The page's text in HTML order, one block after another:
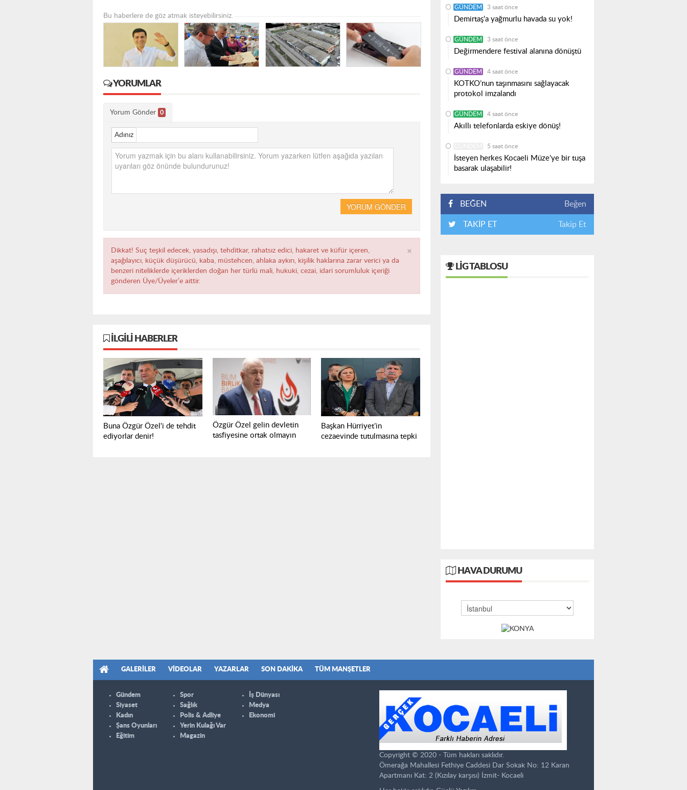
Bu haberlere de göz atmak isteyebilirsiniz.
YORUMLAR
Yorum Gönder 0
Adınız
YORUM GÖNDER
×
Dikkat! Suç teşkil edecek, yasadışı, tehditkar, rahatsız edici, hakaret ve küfür içeren,
aşağılayıcı, küçük düşürücü, kaba, müstehcen, ahlaka aykırı, kişilik haklarına zarar verici ya da
benzeri niteliklerde içeriklerden doğan her türlü mali, hukuki, cezai, idari sorumluluk içeriği
gönderen Üye/Üyeler’e aittir.
İLGILI HABERLER
Buna Özgür Özel'i de tehdit
ediyorlar denir!
Özgür Özel gelin devletin
tasfiyesine ortak olmayın
Başkan Hürriyet’in
cezaevinde tutulmasına tepki
GÜNDEM 3 saat önce
Demirtaş'a yağmurlu havada su yok!
GÜNDEM 3 saat önce
Değirmendere festival alanına dönüştü
GÜNDEM 4 saat önce
KOTKO’nun taşınmasını sağlayacak
protokol imzalandı
GÜNDEM 4 saat önce
Akıllı telefonlarda eskiye dönüş!
5 saat önce
İsteyen herkes Kocaeli Müze’ye bir tuşa
basarak ulaşabilir!
BEĞEN Beğen
TAKİP ET Takip Et
LIG TABLOSU
HAVA DURUMU
GALERILER VIDEOLAR YAZARLAR SON DAKIKA TÜM MANŞETLER
Gündem
Siyaset
Kadın
Şans Oyunları
Eğitim
Spor
Sağlık
Polis & Adliye
Yerin Kulağı Var
Magazin
İş Dünyası
Medya
Ekonomi
Copyright © 2020 - Tüm hakları saklıdır.
Ömerağa Mahallesi Fethiye Caddesi Dar Sokak No: 12 Karan
Apartmanı Kat: 2 (Kızılay karşısı) İzmit- Kocaeli